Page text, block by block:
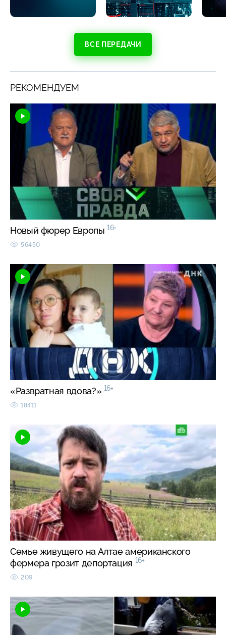
ВСЕ ПЕРЕДАЧИ
РЕКОМЕНДУЕМ
Новый фюрер Европы 16+
56450
«Развратная вдова?» 16+
18411
Семье живущего на Алтае американского
фермера грозит депортация 16+
209